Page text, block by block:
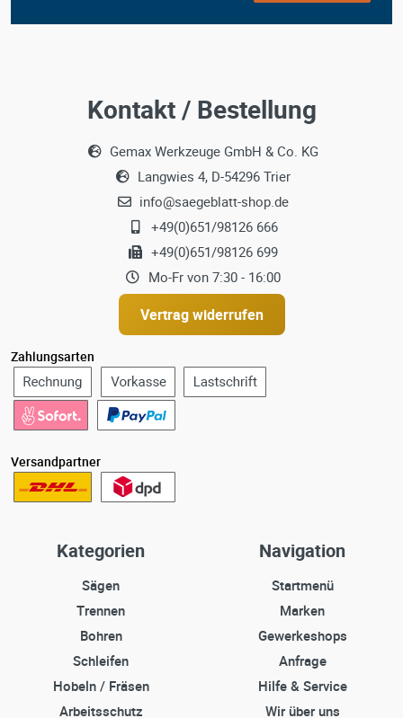
Kontakt / Bestellung
Gemax Werkzeuge GmbH & Co. KG
Langwies 4, D-54296 Trier
info@saegeblatt-shop.de
+49(0)651/98126 666
+49(0)651/98126 699
Mo-Fr von 7:30 - 16:00
Vertrag widerrufen
Zahlungsarten
Versandpartner
Kategorien
Sägen
Trennen
Bohren
Schleifen
Hobeln / Fräsen
Arbeitsschutz
Navigation
Startmenü
Marken
Gewerkeshops
Anfrage
Hilfe & Service
Wir über uns